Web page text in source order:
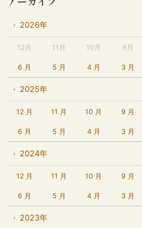
2026年
12月 11月 10月 9月
6 月 5 月 4 月 3 月
2025年
12 月 11 月 10 月 9 月
6 月 5 月 4 月 3 月
2024年
12 月 11 月 10 月 9 月
6 月 5 月 4 月 3 月
2023年